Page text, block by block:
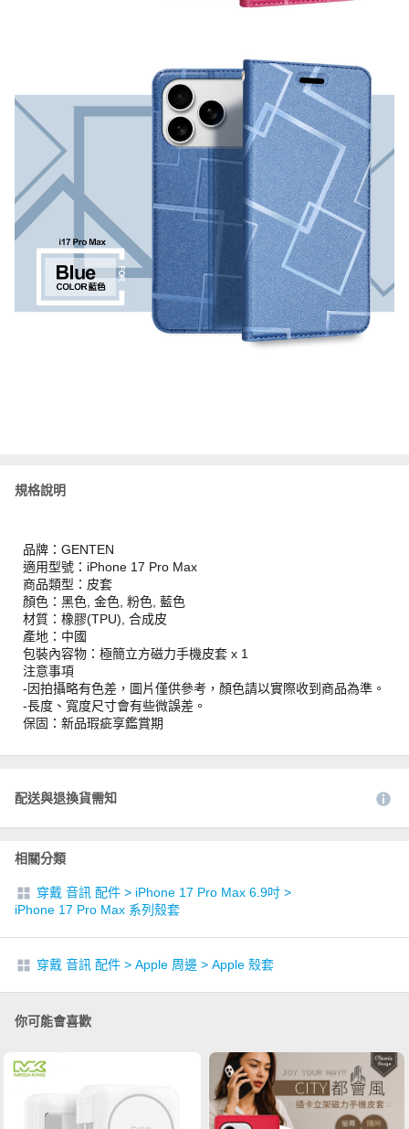
規格說明
品牌：GENTEN
適用型號：iPhone 17 Pro Max
商品類型：皮套
顏色：黑色, 金色, 粉色, 藍色
材質：橡膠(TPU), 合成皮
產地：中國
包裝內容物：極簡立方磁力手機皮套 x 1
注意事項
-因拍攝略有色差，圖片僅供參考，顏色請以實際收到商品為準。
-長度、寬度尺寸會有些微誤差。
保固：新品瑕疵享鑑賞期
配送與退換貨需知
相關分類
穿戴 音訊 配件 > iPhone 17 Pro Max 6.9吋 >
iPhone 17 Pro Max 系列殼套
穿戴 音訊 配件 > Apple 周邊 > Apple 殼套
你可能會喜歡